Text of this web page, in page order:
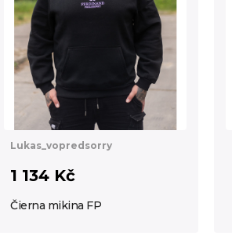
Lukas_vopredsorry
1 134 Kč
Čierna mikina FP